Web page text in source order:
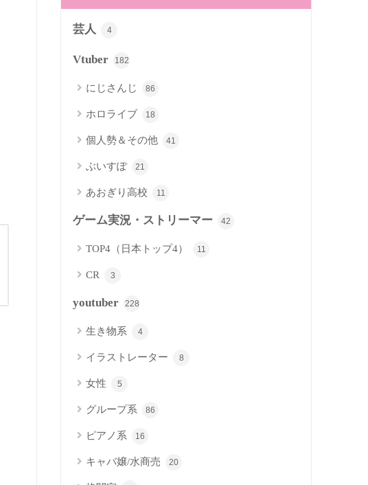
芸人 4
Vtuber 182
にじさんじ 86
ホロライブ 18
個人勢＆その他 41
ぶいすぽ 21
あおぎり高校 11
ゲーム実況・ストリーマー 42
TOP4（日本トップ4） 11
CR 3
youtuber 228
生き物系 4
イラストレーター 8
女性 5
グループ系 86
ピアノ系 16
キャバ嬢/水商売 20